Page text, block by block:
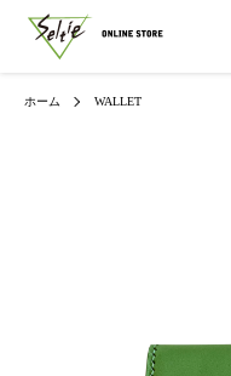
ホーム WALLET